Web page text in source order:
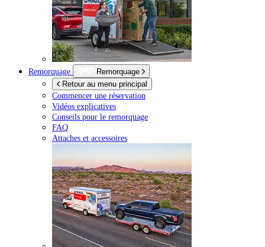
Remorquage
Remorquage
Retour au menu principal
Commencer une réservation
Vidéos explicatives
Conseils pour le remorquage
FAQ
Attaches et accessoires